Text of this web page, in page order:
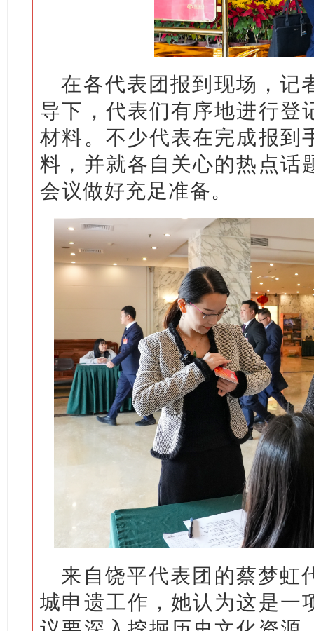
在各代表团报到现场，记
导下，代表们有序地进行登
材料。不少代表在完成报到
料，并就各自关心的热点话
会议做好充足准备。
来自饶平代表团的蔡梦虹
城申遗工作，她认为这是一